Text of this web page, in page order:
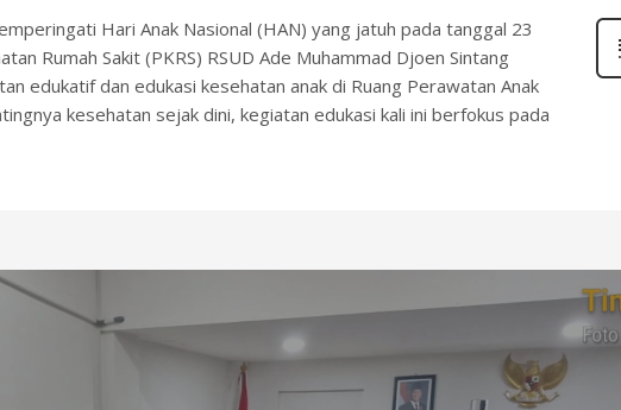
Hari Anak Nasional (HAN) yang jatuh pada tanggal 23
Rumah Sakit (PKRS) RSUD Ade Muhammad Djoen Sintang
edukatif dan edukasi kesehatan anak di Ruang Perawatan Anak
kesehatan sejak dini, kegiatan edukasi kali ini berfokus pada